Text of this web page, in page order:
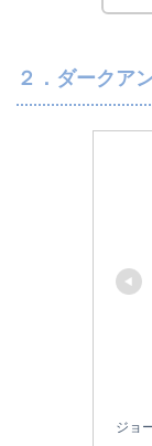
２．ダークア
ジョ